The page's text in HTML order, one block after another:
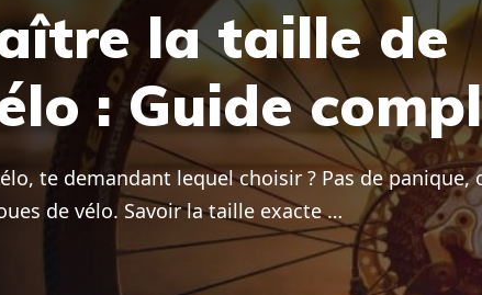
la taille de
: Guide
te demandant lequel choisir ? Pas de panique,
de vélo. Savoir la taille exacte …